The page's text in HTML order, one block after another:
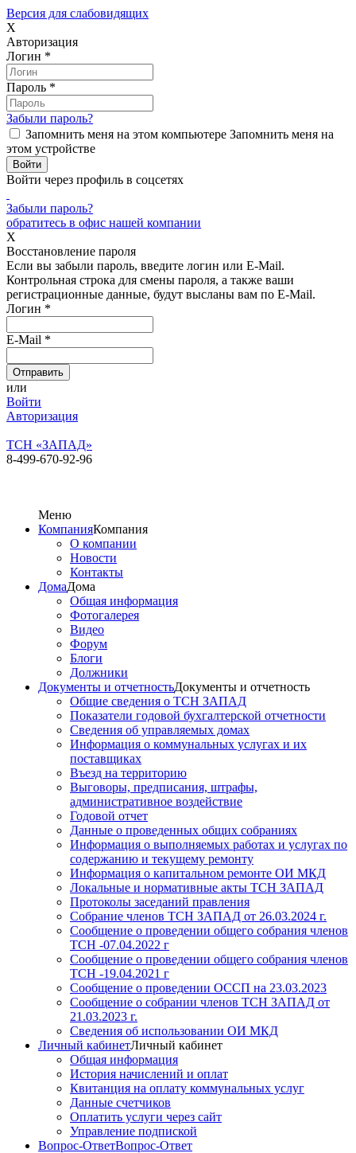
Версия для слабовидящих
X
Авторизация
Логин *
Пароль *
Забыли пароль?
Запомнить меня на этом компьютере Запомнить меня на
этом устройстве
Войти через профиль в соцсетях
Забыли пароль?
обратитесь в офис нашей компании
X
Восстановление пароля
Если вы забыли пароль, введите логин или E-Mail.
Контрольная строка для смены пароля, а также ваши
регистрационные данные, будут высланы вам по E-Mail.
Логин *
E-Mail *
или
Войти
Авторизация
ТСН «ЗАПАД»
8-499-670-92-96
Меню
КомпанияКомпания
О компании
Новости
Контакты
ДомаДома
Общая информация
Фотогалерея
Видео
Форум
Блоги
Должники
Документы и отчетностьДокументы и отчетность
Общие сведения о ТСН ЗАПАД
Показатели годовой бухгалтерской отчетности
Сведения об управляемых домах
Информация о коммунальных услугах и их
поставщиках
Въезд на территорию
Выговоры, предписания, штрафы,
административное воздействие
Годовой отчет
Данные о проведенных общих собраниях
Информация о выполняемых работах и услугах по
содержанию и текущему ремонту
Информация о капитальном ремонте ОИ МКД
Локальные и нормативные акты ТСН ЗАПАД
Протоколы заседаний правления
Собрание членов ТСН ЗАПАД от 26.03.2024 г.
Сообщение о проведении общего собрания членов
ТСН -07.04.2022 г
Сообщение о проведении общего собрания членов
ТСН -19.04.2021 г
Сообщение о проведении ОССП на 23.03.2023
Сообщение о собрании членов ТСН ЗАПАД от
21.03.2023 г.
Сведения об использовании ОИ МКД
Личный кабинетЛичный кабинет
Общая информация
История начислений и оплат
Квитанция на оплату коммунальных услуг
Данные счетчиков
Оплатить услуги через сайт
Управление подпиской
Вопрос-ОтветВопрос-Ответ